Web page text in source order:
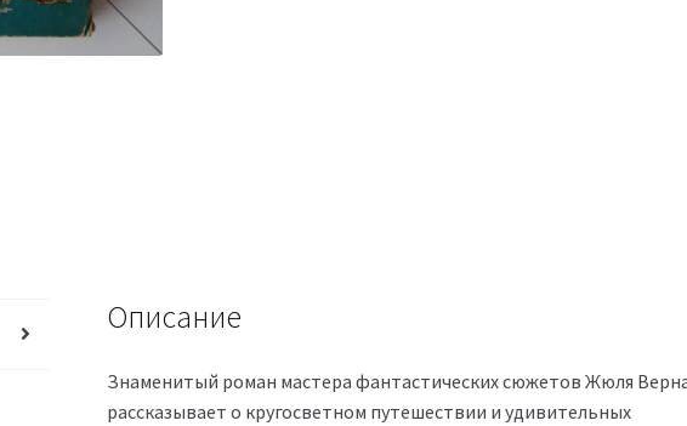
Описание
Знаменитый роман мастера фантастических сюжетов Жюля
рассказывает о кругосветном путешествии и удивительных